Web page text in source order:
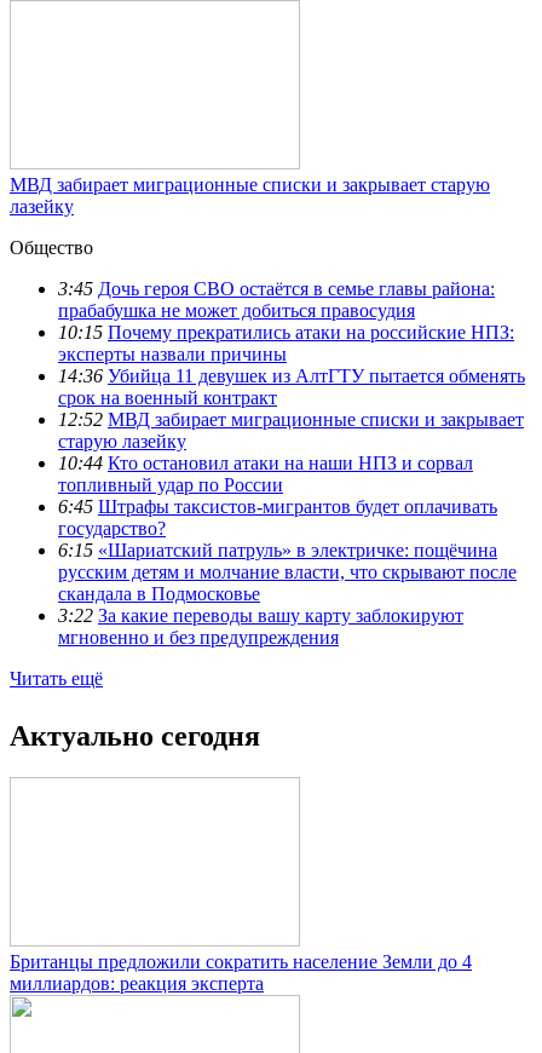
МВД забирает миграционные списки и закрывает старую
лазейку
Общество
3:45 Дочь героя СВО остаётся в семье главы района:
прабабушка не может добиться правосудия
10:15 Почему прекратились атаки на российские НПЗ:
эксперты назвали причины
14:36 Убийца 11 девушек из АлтГТУ пытается обменять
срок на военный контракт
12:52 МВД забирает миграционные списки и закрывает
старую лазейку
10:44 Кто остановил атаки на наши НПЗ и сорвал
топливный удар по России
6:45 Штрафы таксистов-мигрантов будет оплачивать
государство?
6:15 «Шариатский патруль» в электричке: пощёчина
русским детям и молчание власти, что скрывают после
скандала в Подмосковье
3:22 За какие переводы вашу карту заблокируют
мгновенно и без предупреждения
Читать ещё
Актуально сегодня
Британцы предложили сократить население Земли до 4
миллиардов: реакция эксперта